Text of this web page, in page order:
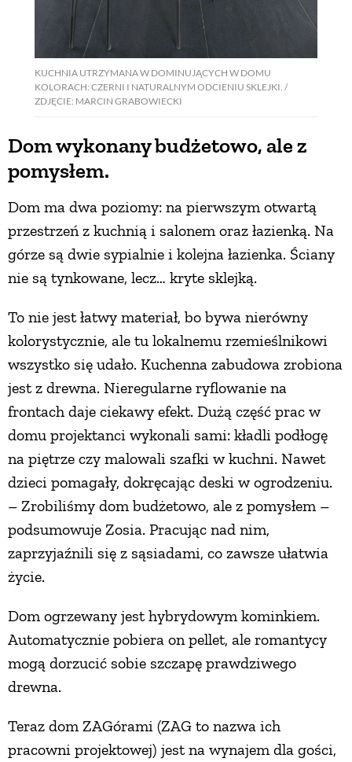
KUCHNIA UTRZYMANA W DOMINUJĄCYCH W DOMU
KOLORACH: CZERNI I NATURALNYM ODCIENIU SKLEJKI. /
ZDJĘCIE: MARCIN GRABOWIECKI
Dom wykonany budżetowo, ale z
pomysłem.
Dom ma dwa poziomy: na pierwszym otwartą
przestrzeń z kuchnią i salonem oraz łazienką. Na
górze są dwie sypialnie i kolejna łazienka. Ściany
nie są tynkowane, lecz… kryte sklejką.
To nie jest łatwy materiał, bo bywa nierówny
kolorystycznie, ale tu lokalnemu rzemieślnikowi
wszystko się udało. Kuchenna zabudowa zrobiona
jest z drewna. Nieregularne ryflowanie na
frontach daje ciekawy efekt. Dużą część prac w
domu projektanci wykonali sami: kładli podłogę
na piętrze czy malowali szafki w kuchni. Nawet
dzieci pomagały, dokręcając deski w ogrodzeniu.
– Zrobiliśmy dom budżetowo, ale z pomysłem –
podsumowuje Zosia. Pracując nad nim,
zaprzyjaźnili się z sąsiadami, co zawsze ułatwia
życie.
Dom ogrzewany jest hybrydowym kominkiem.
Automatycznie pobiera on pellet, ale romantycy
mogą dorzucić sobie szczapę prawdziwego
drewna.
Teraz dom ZAGórami (ZAG to nazwa ich
pracowni projektowej) jest na wynajem dla gości,